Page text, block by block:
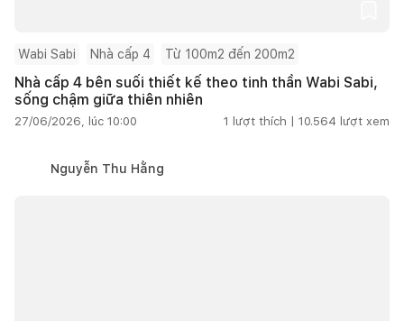
Wabi Sabi Nhà cấp 4 Từ 100m2 đến 200m2
Nhà cấp 4 bên suối thiết kế theo tinh thần Wabi Sabi,
sống chậm giữa thiên nhiên
27/06/2026, lúc 10:00 1 lượt thích | 10.564 lượt xem
Nguyễn Thu Hằng